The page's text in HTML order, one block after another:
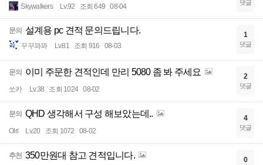
Skywalkers Lv.92 조회 649 08-04 댓글
문의 설계용 pc 견적 문의드립니다.
꾸꾸꽈꽈 Lv.81 조회 916 08-03
1
댓글
문의 이미 주문한 견적인데 만리 5080 좀 봐 주세요
쏘카 Lv.38 조회 1024 08-02
2
댓글
문의 QHD 생각해서 구성 해보았는데..
Olri Lv.20 조회 1072 08-02
4
댓글
추천 350만원대 참고 견적입니다. 0